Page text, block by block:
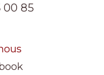
00 85